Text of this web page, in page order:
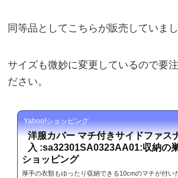
同等品としてこちらが販売していまし
サイズも微妙に変更しているので要
ださい。
Yahoo!ショッピング
洋服カバー マチ付きサイドファス
入 :sa32301SA0323AA01:収納の
ショッピング
厚手の衣類もゆったり収納できる10cmのマチが付い